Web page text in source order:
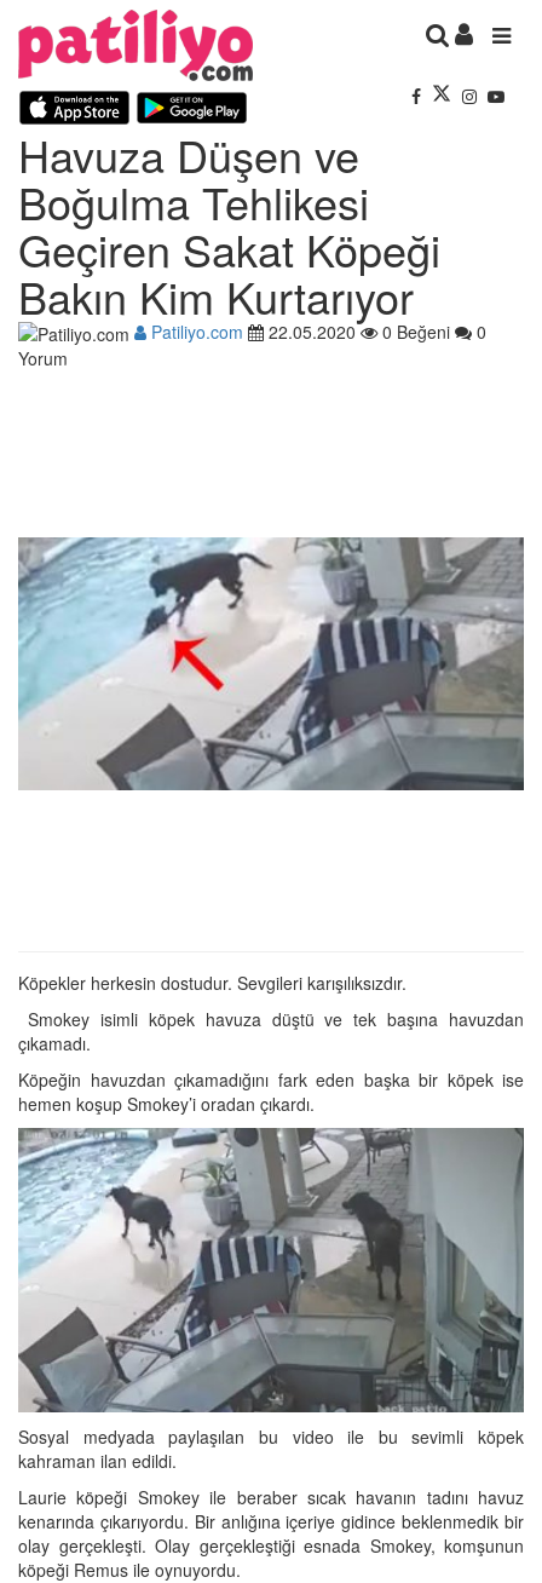
Havuza Düşen ve
Boğulma Tehlikesi
Geçiren Sakat Köpeği
Bakın Kim Kurtarıyor
Patiliyo.com 22.05.2020 0 Beğeni
0
Yorum
Köpekler herkesin dostudur. Sevgileri karışılıksızdır.
Smokey isimli köpek havuza düştü ve tek başına havuzdan
çıkamadı.
Köpeğin havuzdan çıkamadığını fark eden başka bir köpek ise
hemen koşup Smokey’i oradan çıkardı.
Sosyal medyada paylaşılan bu video ile bu sevimli köpek
kahraman ilan edildi.
Laurie köpeği Smokey ile beraber sıcak havanın tadını havuz
kenarında çıkarıyordu. Bir anlığına içeriye gidince beklenmedik bir
olay gerçekleşti. Olay gerçekleştiği esnada Smokey, komşunun
köpeği Remus ile oynuyordu.